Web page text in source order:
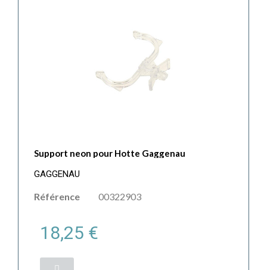
Support neon pour Hotte Gaggenau
GAGGENAU
Référence 00322903
18,25 €